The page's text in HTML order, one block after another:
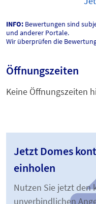
INFO: Bewertungen sind
und anderer Portale.
Wir überprüfen die
Öffnungszeiten
Keine Öffnungszeiten
Jetzt Domes
einholen
Nutzen Sie jetzt den
unverbindlichen